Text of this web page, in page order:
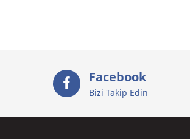
Facebook
Bizi Takip Edin